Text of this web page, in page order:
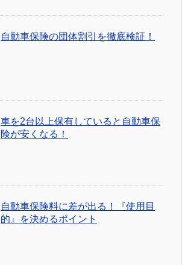
自動車保険の団体割引を徹底検証！
車を2台以上保有していると自動車保
険が安くなる！
自動車保険料に差が出る！『使用目
的』を決めるポイント